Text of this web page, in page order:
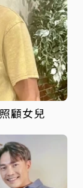
顧女兒